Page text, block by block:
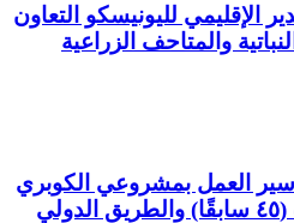
الإقليمي لليونيسكو التعاون
والمتاحف الزراعية
سير العمل بمشروعي الكوبري